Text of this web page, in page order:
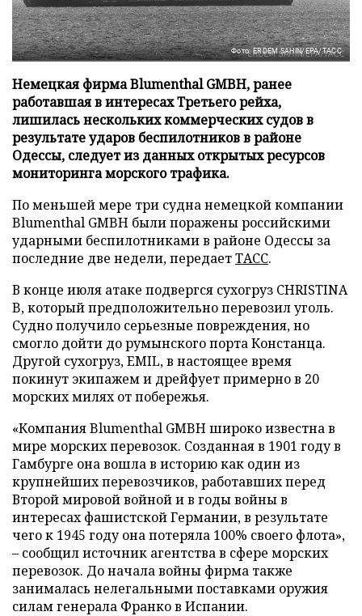
Фото: ERDEM SAHIN/EPA/ТАСС
Немецкая фирма Blumenthal GMBH, ранее
работавшая в интересах Третьего рейха,
лишилась нескольких коммерческих судов в
результате ударов беспилотников в районе
Одессы, следует из данных открытых ресурсов
мониторинга морского трафика.
По меньшей мере три судна немецкой компании
Blumenthal GMBH были поражены российскими
ударными беспилотниками в районе Одессы за
последние две недели, передаетТАСС.
В конце июля атаке подвергся сухогруз CHRISTINA
B, который предположительно перевозил уголь.
Судно получило серьезные повреждения, но
смогло дойти до румынского порта Констанца.
Другой сухогруз, EMIL, в настоящее время
покинут экипажем и дрейфует примерно в 20
морских милях от побережья.
«Компания Blumenthal GMBH широко известна в
мире морских перевозок. Созданная в 1901 году в
Гамбурге она вошла в историю как один из
крупнейших перевозчиков, работавших перед
Второй мировой войной и в годы войны в
интересах фашистской Германии, в результате
чего к 1945 году она потеряла 100% своего флота»,
– сообщил источник агентства в сфере морских
перевозок. До начала войны фирма также
занималась нелегальными поставками оружия
силам генерала Франко в Испании.